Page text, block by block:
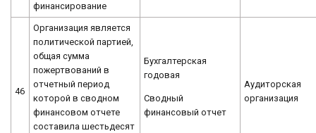
финансирование
46
Организация является
политической партией,
общая сумма
пожертвований в
отчетный период
которой в сводном
финансовом отчете
составила шестьдесят
Бухгалтерская
годовая
Сводный
финансовый отчет
Аудиторская
организация